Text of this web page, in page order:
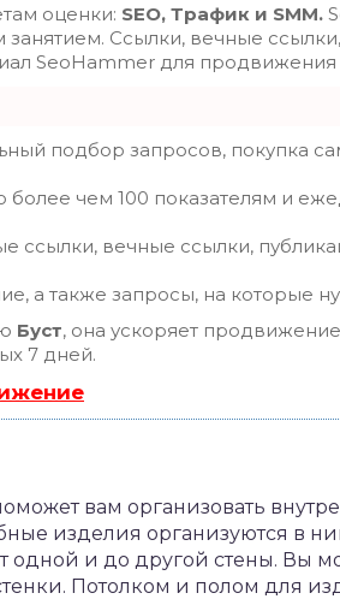
оценки: SEO, Трафик и SMM.
Ссылки, вечные ссылки,
SeoHammer для продвижения
подбор запросов, покупка
чем 100 показателям и
вечные ссылки,
а также запросы, на которые
Буст, она ускоряет
7 дней.
вам организовать
изделия организуются в
одной и до другой стены. Вы
Потолком и полом для